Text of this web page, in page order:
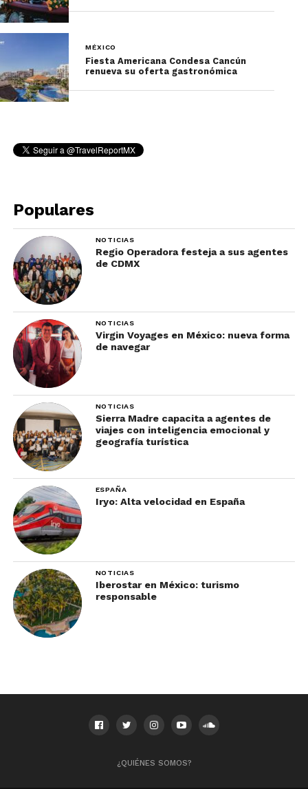
MÉXICO
Fiesta Americana Condesa Cancún
renueva su oferta gastronómica
Populares
NOTICIAS
Regio Operadora festeja a sus agentes
de CDMX
NOTICIAS
Virgin Voyages en México: nueva forma
de navegar
NOTICIAS
Sierra Madre capacita a agentes de
viajes con inteligencia emocional y
geografía turística
ESPAÑA
Iryo: Alta velocidad en España
NOTICIAS
Iberostar en México: turismo
responsable
¿QUIÉNES SOMOS?